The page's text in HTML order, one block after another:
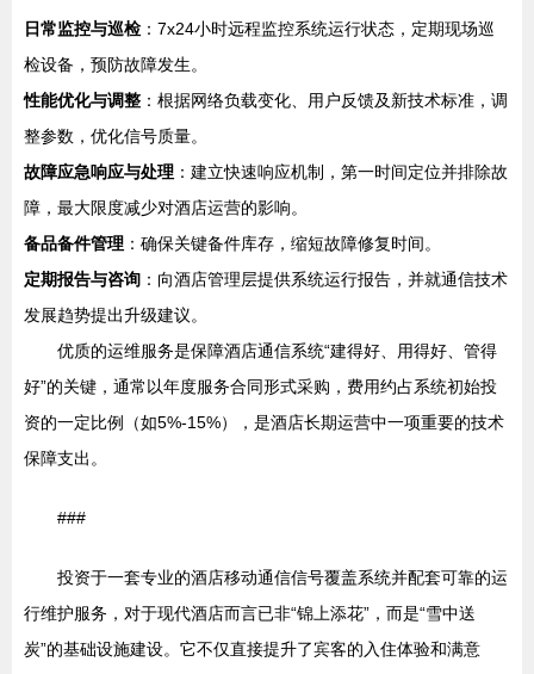
日常监控与巡检：7x24小时远程监控系统运行状态，定期现场巡
检设备，预防故障发生。
性能优化与调整 ：根据网络负载变化、用户反馈及新技术标准，调
整参数，优化信号质量。
故障应急响应与处理 ：建立快速响应机制，第一时间定位并排除故
障，最大限度减少对酒店运营的影响。
备品备件管理 ：确保关键备件库存，缩短故障修复时间。
定期报告与咨询 ：向酒店管理层提供系统运行报告，并就通信技术
发展趋势提出升级建议。
优质的运维服务是保障酒店通信系统“建得好、用得好、管得
好”的关键，通常以年度服务合同形式采购，费用约占系统初始投
资的一定比例（如5%-15%），是酒店长期运营中一项重要的技术
保障支出。
###
投资于一套专业的酒店移动通信信号覆盖系统并配套可靠的运
行维护服务，对于现代酒店而言已非“锦上添花”，而是“雪中送
炭”的基础设施建设。它不仅直接提升了宾客的入住体验和满意